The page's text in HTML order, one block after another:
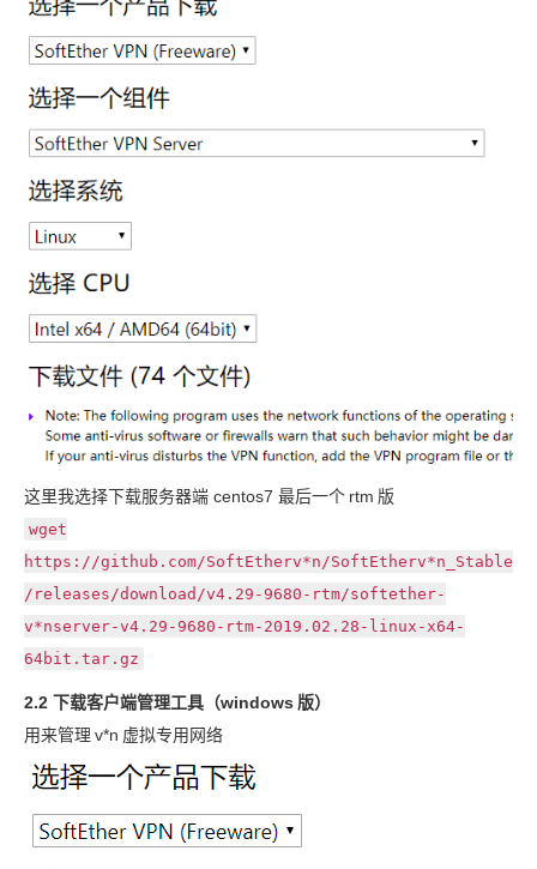
这里我选择下载服务器端 centos7 最后一个 rtm 版
wget
https://github.com/SoftEtherv*n/SoftEtherv*n_Stable
/releases/download/v4.29-9680-rtm/softether-
v*nserver-v4.29-9680-rtm-2019.02.28-linux-x64-
64bit.tar.gz
2.2 下载客户端管理工具（windows 版）
用来管理 v*n 虚拟专用网络